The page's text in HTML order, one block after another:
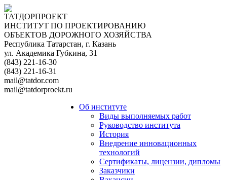
ТАТДОРПРОЕКТ
ИНСТИТУТ ПО ПРОЕКТИРОВАНИЮ
ОБЪЕКТОВ ДОРОЖНОГО ХОЗЯЙСТВА
Республика Татарстан, г. Казань
ул. Академика Губкина, 31
(843) 221-16-30
(843) 221-16-31
mail@tatdor.com
mail@tatdorproekt.ru
Об институте
Виды выполняемых работ
Руководство института
История
Внедрение инновационных
технологий
Сертификаты, лицензии, дипломы
Заказчики